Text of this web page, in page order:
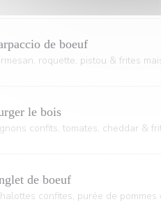
de boeuf
roquette, pistou & frites
le bois
confits, tomates, cheddar &
de boeuf
confites, purée de